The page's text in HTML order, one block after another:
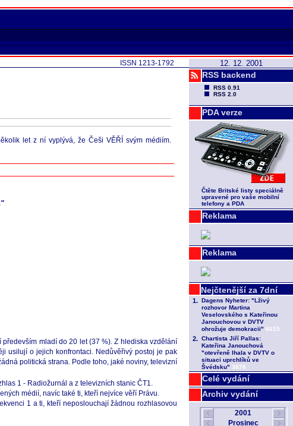
12. 12. 2001
RSS backend
RSS 0.91
RSS 2.0
PDA verze
Čtěte Britské listy speciálně
upravené pro vaše mobilní
telefony a PDA
Reklama
Reklama
Celé vydání
Archiv vydání
ISSN 1213-1792
let z ní vyplývá, že Češi VĚŘÍ svým médiím.
mladí do 20 let (37 %). Z hlediska vzdělání
usilují o jejich konfrontaci. Nedůvěřivý postoj je pak
politická strana. Podle toho, jaké noviny, televizní
1 - Radiožurnál a z televizních stanic ČT1.
médií, navíc také ti, kteří nejvíce věří Právu.
1 a ti, kteří neposlouchají žádnou rozhlasovou